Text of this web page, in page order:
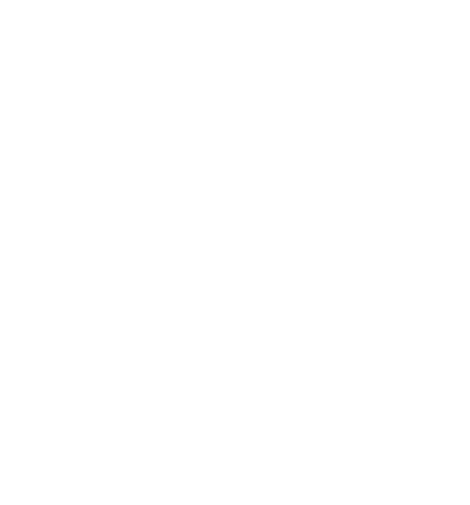
Urnes
Urnes